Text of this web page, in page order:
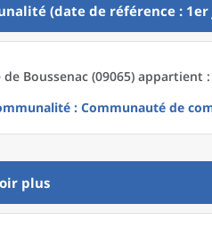
(date de référence : 1er
de Boussenac (09065) appartient :
: Communauté de
plus